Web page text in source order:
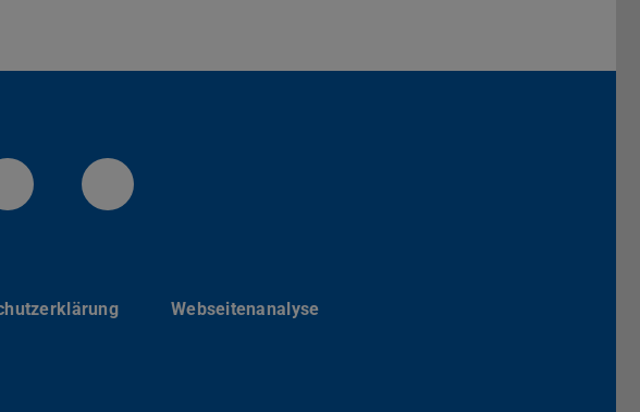
der TU Darmstadt
Kanal der TU Darmstadt
Facebook-Seite der TU Darmstadt
YouTube-Kanal der TU Darmstadt
Webseitenanalyse